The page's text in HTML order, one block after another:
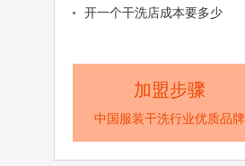
开一个干洗店成本要多少
加盟步骤
中国服装干洗行业优质品牌